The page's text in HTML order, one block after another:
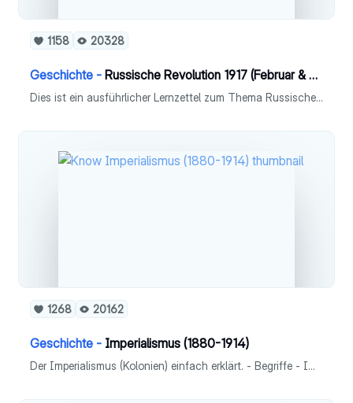
1158 20328
Geschichte - Russische Revolution 1917 (Februar & Oktober) & Russischer Bürgerkrieg
Dies ist ein ausführlicher Lernzettel zum Thema Russische Revolution 1719 (Februarrevolution & Oktoberrevolution) und Russischer Bürgerkrieg im Fach Geschichte (Leistungskurs).
1268 20162
Geschichte - Imperialismus (1880-1914)
Der Imperialismus (Kolonien) einfach erklärt. - Begriffe - Imperialismus - Rolle Deutschlands - Andere Länder Europas - Nama-Herero-Aufstand - Auswirkungen